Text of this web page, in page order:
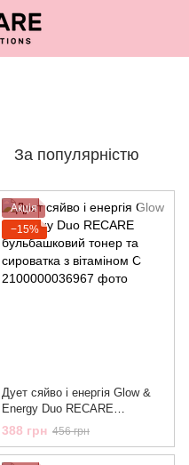
За популярністю
Акція
−15%
Дует сяйво і енергія Glow &
Energy Duo RECARE
бульбашковий тонер та
сироватка з вітаміном С
388 грн 456 грн